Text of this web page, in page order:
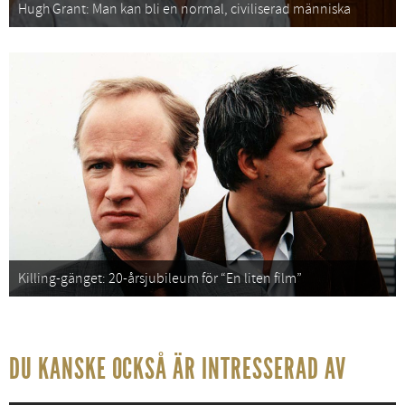
Hugh Grant: Man kan bli en normal, civiliserad människa
Killing-gänget: 20-årsjubileum för “En liten film”
DU KANSKE OCKSÅ ÄR INTRESSERAD AV